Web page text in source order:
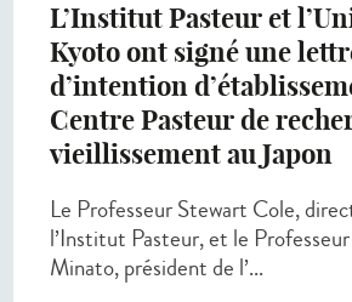
L’Institut Pasteur et
Kyoto ont signé une
d’intention
Centre Pasteur de
vieillissement au Japon
Le Professeur Stewart Cole,
l’Institut Pasteur, et le
Minato, président de l’...